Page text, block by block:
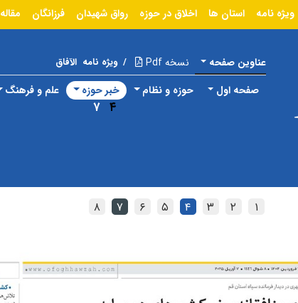
ویژه نامه استان ها اخلاق در حوزه رواق شهیدان فرزانگان مقاله
عناوین صفحه نسخه Pdf / ویژه نامه الآفاق
صفحه اول حوزه و نظام خبر حوزه
۴ ۷
علم و فرهنگ
۱ ۲ ۳ ۴ ۵ ۶ ۷ ۸